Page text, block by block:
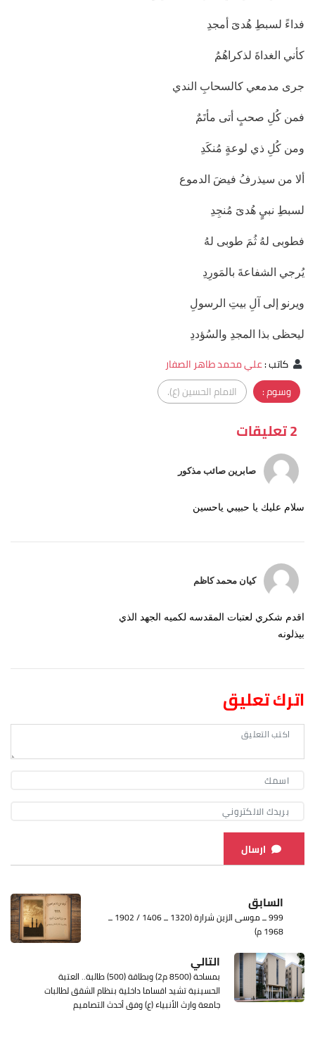
فداءََ لسبطِ هُدىََ أمجدِ
كأني الغداةَ لذكراهُمُ
جرى مدمعي كالسحابِ الندي
فمن كُلِ صحبٍ أتى مأتَمٌ
ومن كُلِ ذي لوعةٍ مُنكَدِ
ألا من سيذرفُ فيضَ الدموع
لسبطِ نبيٍ هُدىََ مُنجِدِ
فطوبى لهُ ثُمَ طوبى لهُ
يُرجي الشفاعةَ بالمَورِدِ
ويرنو إلى آلِ بيتِ الرسولِ
ليحظى بذا المجدِ والسُؤددِ
كاتب:علي محمد طاهر الصفار
وسوم :
الامام الحسين (ع).
2 تعليقات
صابرين صائب مذكور
سلام عليك يا حبيبي ياحسين
كيان محمد كاظم
اقدم شكري لعتبات المقدسه لكميه الجهد الذي
بيذلونه
اترك تعليق
ارسال
السابق
999 ــ موسى الزين شرارة (1320 ــ 1406 / 1902 ــ
1968 م)
التالي
بمساحة (8500 م2) وبطاقة (500) طالبة.. العتبة
الحسينية تشيد اقساما داخلية بنظام الشقق لطالبات
جامعة وارث الأنبياء (ع) وفق أحدث التصاميم